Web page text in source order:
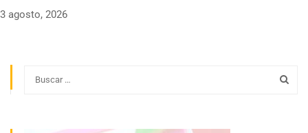
3 agosto, 2026